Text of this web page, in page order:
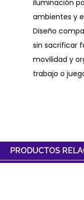
iluminación
ambientes y
Diseño
sin sacrificar
movilidad y
trabajo o
PRODUCTOS